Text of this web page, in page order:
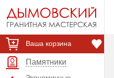
Ваша корзина
Памятники